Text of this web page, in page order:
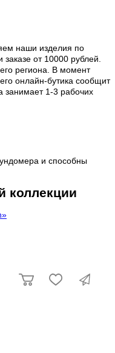
наши изделия по
от 10000 рублей.
региона. В момент
онлайн-бутика сообщит
занимает 1-3 рабочих
и способны
коллекции